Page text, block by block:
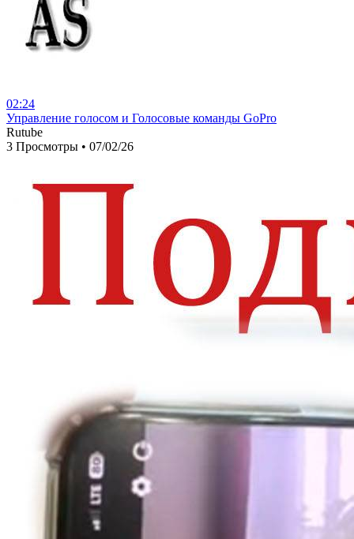
02:24
⁣Управление голосом и Голосовые команды GoPro
Rutube
3 Просмотры • 07/02/26